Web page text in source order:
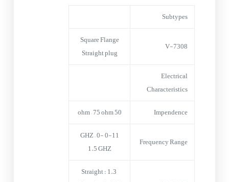
Subtypes
V-7308
Square Flange
Straight plug
Electrical
Characteristics
Impendence
50 ohm – 75 ohm
Frequency Range
0-11 GHZ – 0-
1.5 GHZ
Straight : 1.3